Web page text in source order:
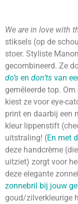
We are in love with
stiksels (op de
stoer. Styliste
gecombineerd. Ze
do’s en don’ts van
gemêleerde top.
kiest ze voor eye-
print en daarbij een
kleur lippenstift
uitstraling! (En met
deze handcrème
uitziet) zorgt voor
deze elegante
zonnebril bij jouw
goud/zilverkleurige